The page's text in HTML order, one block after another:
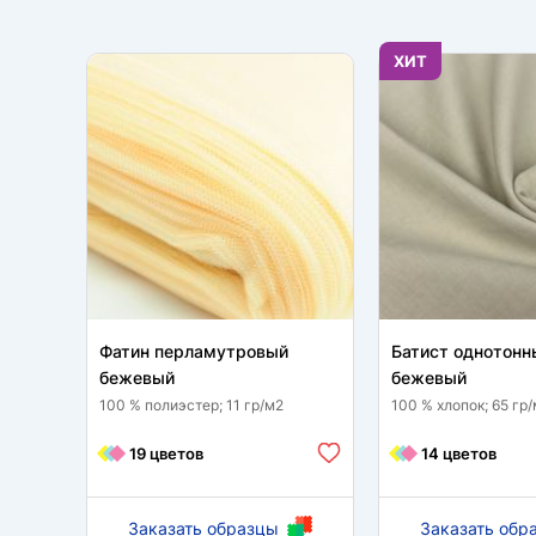
Фатин перламутровый
бежевый
100 % полиэстер; 11 гр/м2
19 цветов
Заказать образцы
ХИТ
Батист
бежевый
100 % хлопок; 65
14 цветов
Заказать